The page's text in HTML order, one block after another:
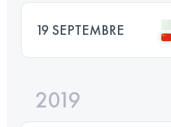
19 SEPTEMBRE
2019